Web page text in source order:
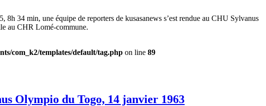
8h 34 min, une équipe de reporters de kusasanews s’est rendue au CHU Sylvanus
au CHR Lomé-commune.
com_k2/templates/default/tag.php on line 89
Olympio du Togo, 14 janvier 1963